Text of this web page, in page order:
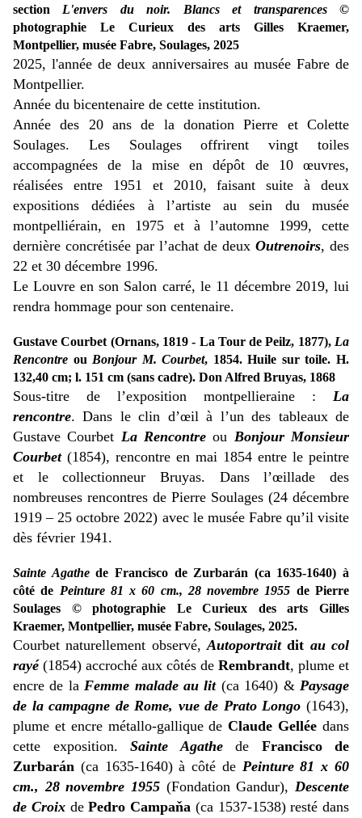
section L'envers du noir. Blancs et transparences©
photographie Le Curieux des arts Gilles Kraemer,
Montpellier, musée Fabre, Soulages, 2025
2025, l'année de deux anniversaires au musée Fabre de
Montpellier.
Année du bicentenaire de cette institution.
Année des 20 ans de la donation Pierre et Colette
Soulages. Les Soulages offrirent vingt toiles
accompagnées de la mise en dépôt de 10 œuvres,
réalisées entre 1951 et 2010, faisant suite à deux
expositions dédiées à l’artiste au sein du musée
montpelliérain, en 1975 et à l’automne 1999, cette
dernière concrétisée par l’achat de deux Outrenoirs, des
22 et 30 décembre 1996.
Le Louvre en son Salon carré, le 11 décembre 2019, lui
rendra hommage pour son centenaire.
Gustave Courbet (Ornans, 1819 - La Tour de Peilz, 1877), La
Rencontre ou Bonjour M. Courbet, 1854. Huile sur toile. H.
132,40 cm; l. 151 cm (sans cadre). Don Alfred Bruyas, 1868
Sous-titre de l’exposition montpellieraine : La
rencontre. Dans le clin d’œil à l’un des tableaux de
Gustave Courbet La Rencontre ou Bonjour Monsieur
Courbet(1854), rencontre en mai 1854 entre le peintre
et le collectionneur Bruyas. Dans l’œillade des
nombreuses rencontres de Pierre Soulages (24 décembre
1919 – 25 octobre 2022) avec le musée Fabre qu’il visite
dès février 1941.
Sainte Agathede Francisco de Zurbarán (ca 1635-1640) à
côté de Peinture 81 x 60 cm., 28 novembre 1955 de Pierre
Soulages © photographie Le Curieux des arts Gilles
Kraemer, Montpellier, musée Fabre, Soulages, 2025.
Courbet naturellement observé,Autoportraitdit au col
rayé(1854) accroché aux côtés de Rembrandt, plume et
encre de laFemme malade au lit(ca 1640) &Paysage
de la campagne de Rome, vue de Prato Longo (1643),
plume et encre métallo-gallique deClaude Gelléedans
cette exposition. Sainte Agathede Francisco de
Zurbarán (ca 1635-1640) à côté de Peinture 81 x 60
cm., 28 novembre 1955 (Fondation Gandur), Descente
de CroixdePedro Campaňa (ca 1537-1538) resté dans